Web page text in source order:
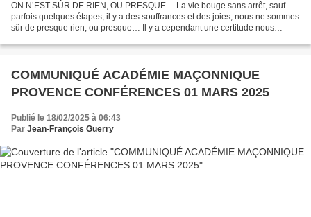
ON N’EST SÛR DE RIEN, OU PRESQUE… La vie bouge sans arrêt, sauf
parfois quelques étapes, il y a des souffrances et des joies, nous ne sommes
sûr de presque rien, ou presque… Il y a cependant une certitude nous
COMMUNIQUÉ ACADÉMIE MAÇONNIQUE
PROVENCE CONFÉRENCES 01 MARS 2025
Publié le 18/02/2025 à 06:43
Par Jean-François Guerry